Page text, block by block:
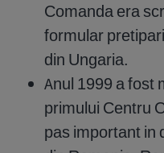
Comanda era
formular
din Ungaria.
Anul 1999 a fost
primului Centru
pas important in